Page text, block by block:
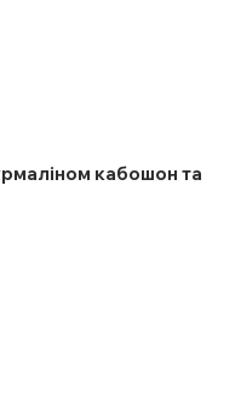
кабошон та